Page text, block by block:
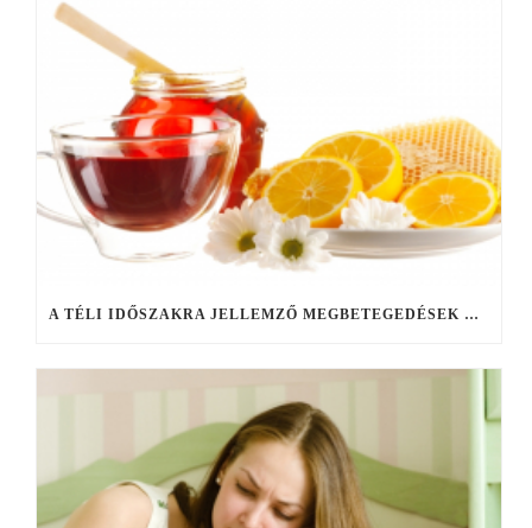
A TÉLI IDŐSZAKRA JELLEMZŐ MEGBETEGEDÉSEK KEZELÉSE